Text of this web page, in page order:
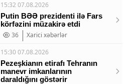
15:32 07.08.2026
Putin BƏƏ prezidenti ilə Fars
körfəzini müzakirə etdi
36
Xarici xəbərlər
15:30 07.08.2026
Pezeşkianın etirafı Tehranın
manevr imkanlarının
daraldığını göstərir